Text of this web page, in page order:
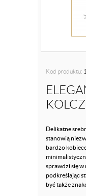
Kod produktu:
Delikatne
stanowią
bardzo
sprawdzi się
podkreślając
być także